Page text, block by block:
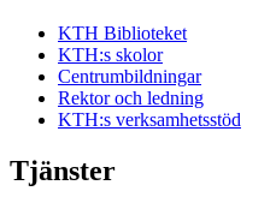
KTH Biblioteket
KTH:s skolor
Centrumbildningar
Rektor och ledning
KTH:s verksamhetsstöd
Tjänster